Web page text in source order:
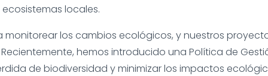
locales.
los cambios ecológicos, y nuestros
hemos introducido una Política de
de biodiversidad y minimizar los impactos